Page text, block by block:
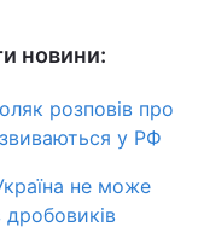
новини:
розповів про
у РФ
не може
дробовиків